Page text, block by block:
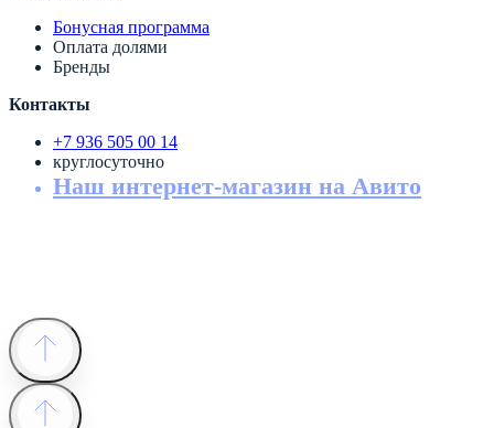
Бонусная программа
Оплата долями
Бренды
Контакты
+7 936 505 00 14
круглосуточно
Наш интернет-магазин на Авито